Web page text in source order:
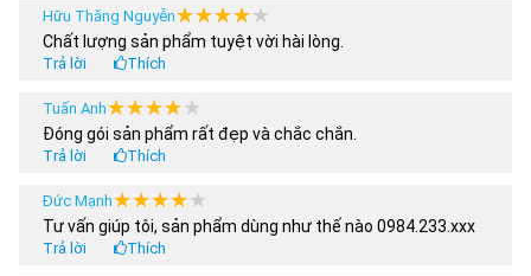
Hữu Thăng Nguyễn★★★★★
★★★★★
Chất lượng sản phẩm tuyệt vời hài lòng.
Trả lời Thích
Tuấn Anh★★★★★
★★★★★
Đóng gói sản phẩm rất đẹp và chắc chắn.
Trả lời Thích
Đức Mạnh★★★★★
★★★★★
Tư vấn giúp tôi, sản phẩm dùng như thế nào 0984.233.xxx
Trả lời Thích